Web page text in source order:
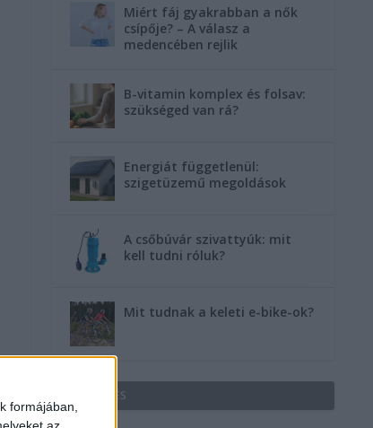
formájában,
Miért fáj gyakrabban a nők
csípője? – A válasz a
medencében rejlik
B-vitamin komplex és folsav:
szükséged van rá?
Energiát függetlenül:
szigetüzemű megoldások
A csőbúvár szivattyúk: mit
kell tudni róluk?
Mit tudnak a keleti e-bike-ok?
HIRDETÉS